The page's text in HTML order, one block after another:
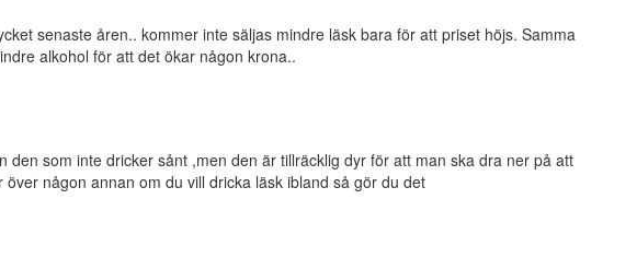
senaste åren.. kommer inte säljas mindre läsk bara för att priset höjs. Samma
alkohol för att det ökar någon krona..
den som inte dricker sånt ,men den är tillräcklig dyr för att man ska dra ner på att
någon annan om du vill dricka läsk ibland så gör du det